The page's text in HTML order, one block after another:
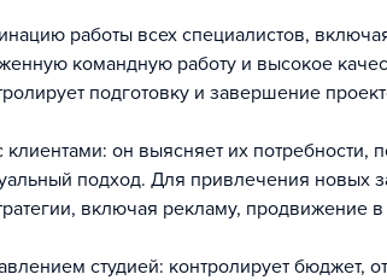
работы всех специалистов,
командную работу и высокое
подготовку и завершение
он выясняет их потребности,
подход. Для привлечения новых
включая рекламу, продвижение
студией: контролирует бюджет,